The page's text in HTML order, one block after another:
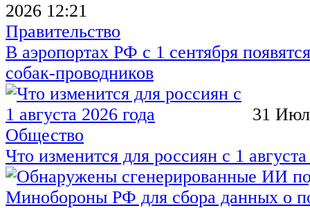
2026 12:21
Правительство
В аэропортах РФ с 1 сентября
собак-проводников
31
Общество
Что изменится для россиян с 1